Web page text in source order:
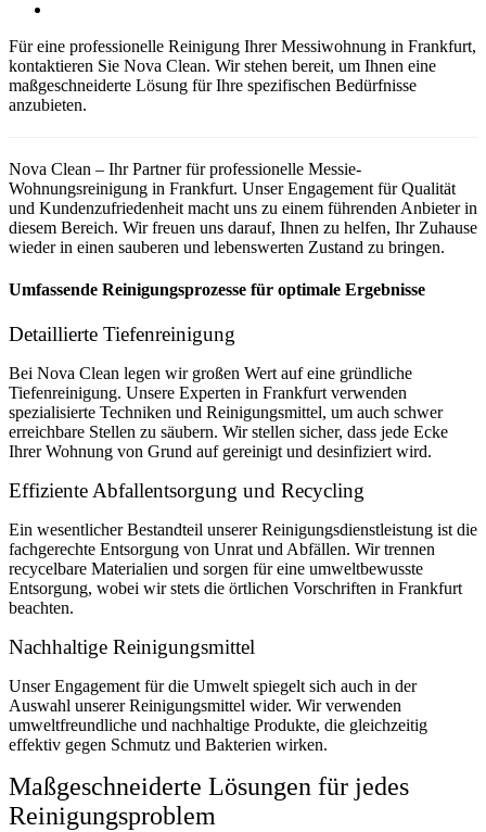
Für eine professionelle Reinigung Ihrer Messiwohnung in Frankfurt,
kontaktieren Sie Nova Clean. Wir stehen bereit, um Ihnen eine
maßgeschneiderte Lösung für Ihre spezifischen Bedürfnisse
anzubieten.
Nova Clean – Ihr Partner für professionelle Messie-
Wohnungsreinigung in Frankfurt. Unser Engagement für Qualität
und Kundenzufriedenheit macht uns zu einem führenden Anbieter in
diesem Bereich. Wir freuen uns darauf, Ihnen zu helfen, Ihr Zuhause
wieder in einen sauberen und lebenswerten Zustand zu bringen.
Umfassende Reinigungsprozesse für optimale Ergebnisse
Detaillierte Tiefenreinigung
Bei Nova Clean legen wir großen Wert auf eine gründliche
Tiefenreinigung. Unsere Experten in Frankfurt verwenden
spezialisierte Techniken und Reinigungsmittel, um auch schwer
erreichbare Stellen zu säubern. Wir stellen sicher, dass jede Ecke
Ihrer Wohnung von Grund auf gereinigt und desinfiziert wird.
Effiziente Abfallentsorgung und Recycling
Ein wesentlicher Bestandteil unserer Reinigungsdienstleistung ist die
fachgerechte Entsorgung von Unrat und Abfällen. Wir trennen
recycelbare Materialien und sorgen für eine umweltbewusste
Entsorgung, wobei wir stets die örtlichen Vorschriften in Frankfurt
beachten.
Nachhaltige Reinigungsmittel
Unser Engagement für die Umwelt spiegelt sich auch in der
Auswahl unserer Reinigungsmittel wider. Wir verwenden
umweltfreundliche und nachhaltige Produkte, die gleichzeitig
effektiv gegen Schmutz und Bakterien wirken.
Maßgeschneiderte Lösungen für jedes
Reinigungsproblem